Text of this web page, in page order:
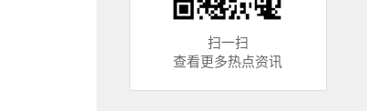
扫一扫
查看更多热点资讯